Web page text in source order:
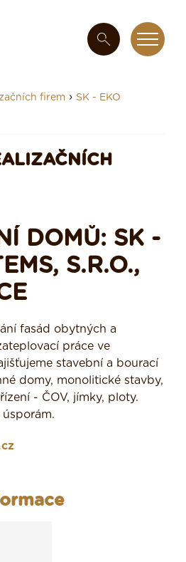
firem › SK - EKO
DOMŮ: SK -
S.R.O.,
fasád obytných a
práce ve
stavební a bourací
domy, monolitické stavby,
- ČOV, jímky, ploty.
úsporám.